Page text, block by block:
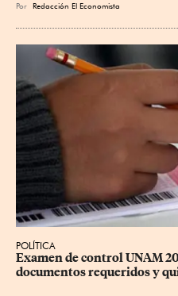
Por Redacción El Economista
POLÍTICA
Examen de control UNAM
documentos requeridos y